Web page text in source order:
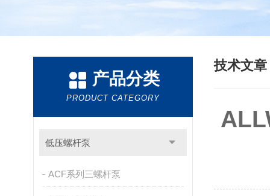
产品分类
PRODUCT CATEGORY
低压螺杆泵
ACF系列三螺杆泵
技术文章